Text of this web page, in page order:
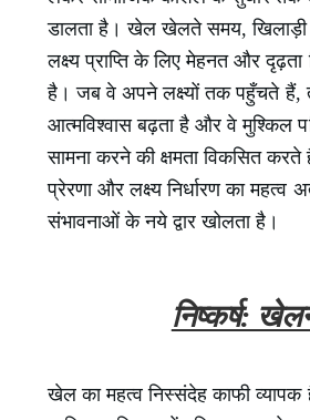
डालता है। खेल खेलते समय,
लक्ष्य प्राप्ति के लिए मेहनत और
है। जब वे अपने लक्ष्यों तक पहुँचते हैं,
आत्मविश्वास बढ़ता है और वे मुश्किल
सामना करने की क्षमता विकसित
प्रेरणा और लक्ष्य निर्धारण का महत्व
संभावनाओं के नये द्वार खोलता है।
निष्कर्ष:
खेल का महत्व निस्संदेह काफी